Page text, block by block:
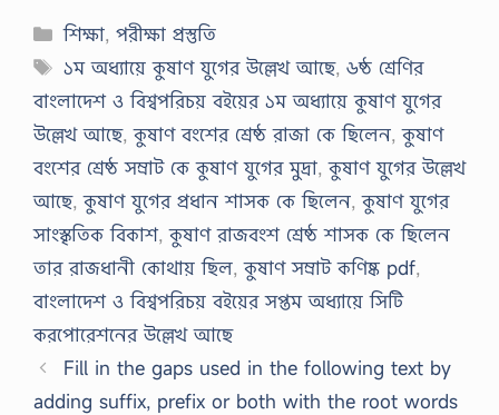
Categories
শিক্ষা,পরীক্ষা প্রস্তুতি
Tags
১ম অধ্যায়ে কুষাণ যুগের উল্লেখ আছে,৬ষ্ঠ শ্রেণির
বাংলাদেশ ও বিশ্বপরিচয় বইয়ের ১ম অধ্যায়ে কুষাণ যুগের
উল্লেখ আছে,কুষাণ বংশের শ্রেষ্ঠ রাজা কে ছিলেন,কুষাণ
বংশের শ্রেষ্ঠ সম্রাট কে কুষাণ যুগের মুদ্রা,কুষাণ যুগের উল্লেখ
আছে,কুষাণ যুগের প্রধান শাসক কে ছিলেন,কুষাণ যুগের
সাংস্কৃতিক বিকাশ,কুষাণ রাজবংশ শ্রেষ্ঠ শাসক কে ছিলেন
তার রাজধানী কোথায় ছিল,কুষাণ সম্রাট কণিষ্ক pdf,
বাংলাদেশ ও বিশ্বপরিচয় বইয়ের সপ্তম অধ্যায়ে সিটি
করপোরেশনের উল্লেখ আছে
Fill in the gaps used in the following text by
adding suffix, prefix or both with the root words